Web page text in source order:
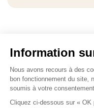
CABINET